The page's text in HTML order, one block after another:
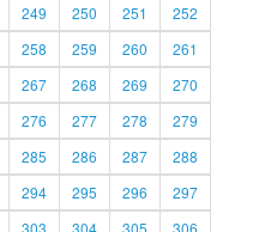
249 250 251
252
258 259 260
261
267 268 269
270
276 277 278
279
285 286 287
288
294 295 296
297
303 304 305 306